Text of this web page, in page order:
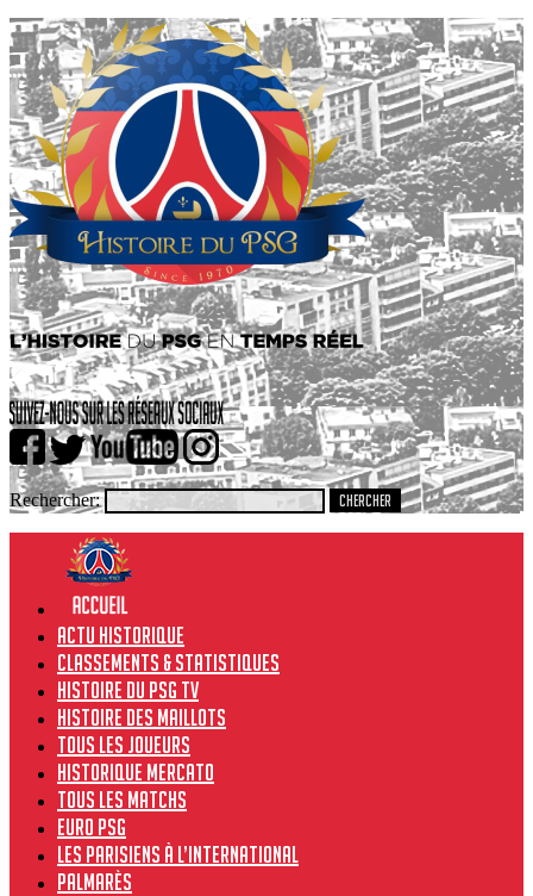
Rechercher:
Actu historique
Classements & Statistiques
Histoire du PSG TV
Histoire des maillots
Tous les joueurs
Historique Mercato
Tous les matchs
Euro PSG
Les Parisiens à l’international
Palmarès